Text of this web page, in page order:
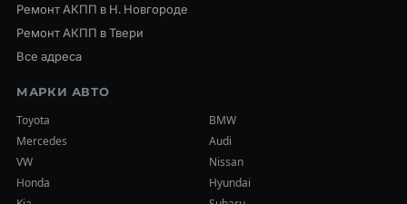
Ремонт АКПП в Н. Новгороде
Ремонт АКПП в Твери
Все адреса
МАРКИ АВТО
Toyota
BMW
Mercedes
Audi
VW
Nissan
Honda
Hyundai